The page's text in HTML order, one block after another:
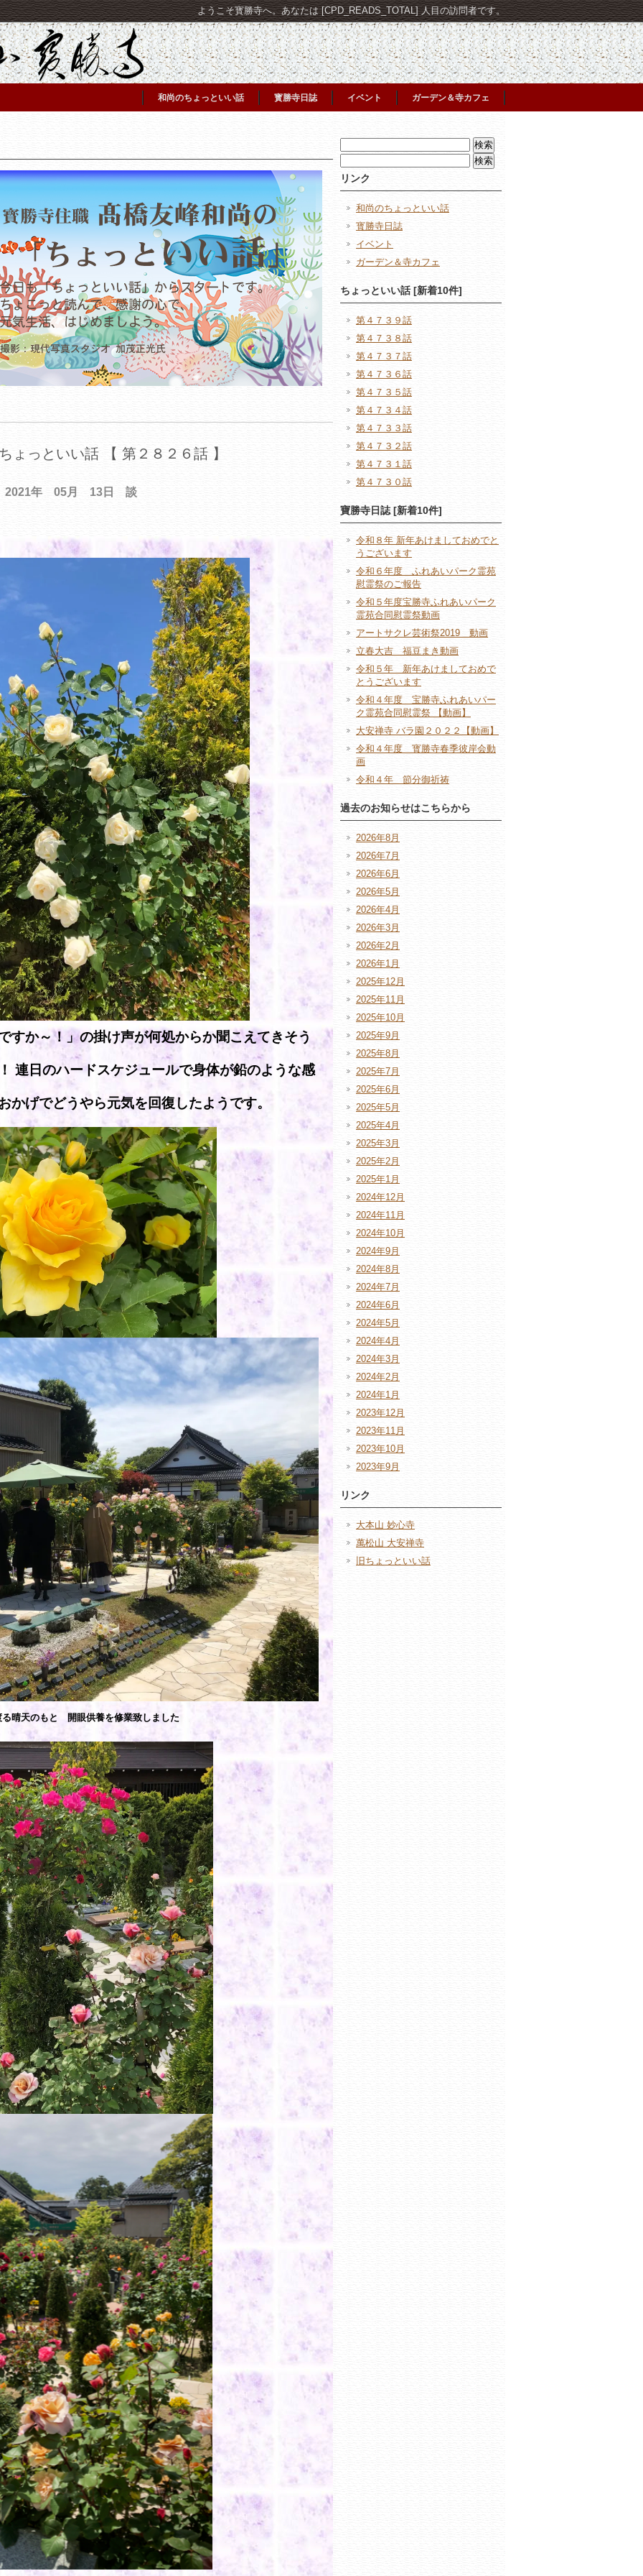
ようこそ寳勝寺へ。あなたは [CPD_READS_TOTAL] 人目の訪問者です。
和尚のちょっといい話 寳勝寺日誌 イベント ガーデン＆寺カフェ
ょっといい話 【 第２８２６話 】
2021年 05月 13日 談
すか～！」の掛け声が何処からか聞こえてきそう
連日のハードスケジュールで身体が鉛のような感
かげでどうやら元気を回復したようです。
る晴天のもと 開眼供養を修業致しました
索:
索:
リンク
和尚のちょっといい話
寳勝寺日誌
イベント
ガーデン＆寺カフェ
ちょっといい話 [新着10件]
第４７３９話
第４７３８話
第４７３７話
第４７３６話
第４７３５話
第４７３４話
第４７３３話
第４７３２話
第４７３１話
第４７３０話
寶勝寺日誌 [新着10件]
令和８年 新年あけましておめでと
うございます
令和６年度 ふれあいパーク霊苑
慰霊祭のご報告
令和５年度宝勝寺ふれあいパーク
霊苑合同慰霊祭動画
アートサクレ芸術祭2019 動画
立春大吉 福豆まき動画
令和５年 新年あけましておめで
とうございます
令和４年度 宝勝寺ふれあいパー
ク霊苑合同慰霊祭 【動画】
大安禅寺 バラ園２０２２【動画】
令和４年度 寳勝寺春季彼岸会動
画
令和４年 節分御祈祷
過去のお知らせはこちらから
2026年8月
2026年7月
2026年6月
2026年5月
2026年4月
2026年3月
2026年2月
2026年1月
2025年12月
2025年11月
2025年10月
2025年9月
2025年8月
2025年7月
2025年6月
2025年5月
2025年4月
2025年3月
2025年2月
2025年1月
2024年12月
2024年11月
2024年10月
2024年9月
2024年8月
2024年7月
2024年6月
2024年5月
2024年4月
2024年3月
2024年2月
2024年1月
2023年12月
2023年11月
2023年10月
2023年9月
リンク
大本山 妙心寺
萬松山 大安禅寺
旧ちょっといい話